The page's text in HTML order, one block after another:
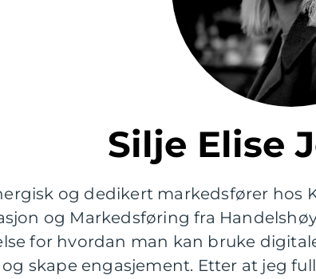
Silje Elise
og dedikert markedsfører hos
og Markedsføring fra
for hvordan man kan bruke
skape engasjement. Etter at jeg